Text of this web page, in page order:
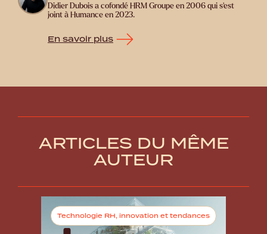
Didier Dubois a cofondé HRM Groupe en 2006 qui s'est
joint à Humance en 2023.
En savoir plus
ARTICLES DU MÊME
AUTEUR
Technologie RH, innovation et tendances